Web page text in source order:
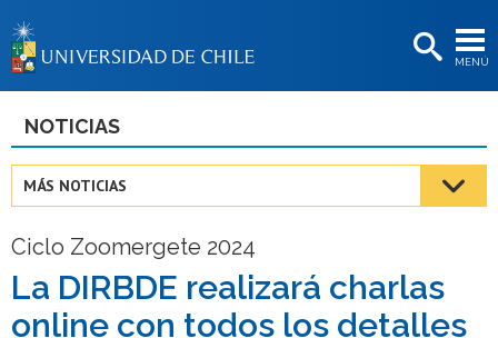
MENÚ
BIBLIOTECAS
Estudiantes
Académicas/os
Funcionarias/os
NOTICIAS
MÁS NOTICIAS
Ciclo Zoomergete 2024
La DIRBDE realizará charlas
online con todos los detalles